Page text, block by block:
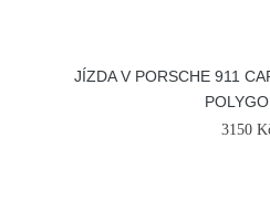
JÍZDA V PORSCHE 911
3150